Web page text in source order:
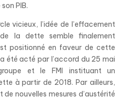
PIB.
vicieux, l’idée de l’effacement
la dette semble finalement
positionné en faveur de cette
été acté par l’accord du 25 mai
et le FMI instituant un
à partir de 2018. Par ailleurs,
nouvelles mesures d’austérité